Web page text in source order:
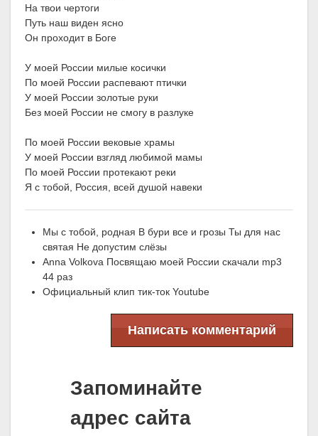
На твои чертоги
Путь наш виден ясно
Он проходит в Боге
У моей России милые косички
По моей России распевают птички
У моей России золотые руки
Без моей России не смогу в разлуке
По моей России вековые храмы
У моей России взгляд любимой мамы
По моей России протекают реки
Я с тобой, Россия, всей душой навеки
Мы с тобой, родная В бури все и грозы Ты для нас
святая Не допустим слёзы
Anna Volkova Посвящаю моей России скачали mp3
44 раз
Официальный клип тик-ток Youtube
Написать комментарий
Запоминайте
адрес сайта